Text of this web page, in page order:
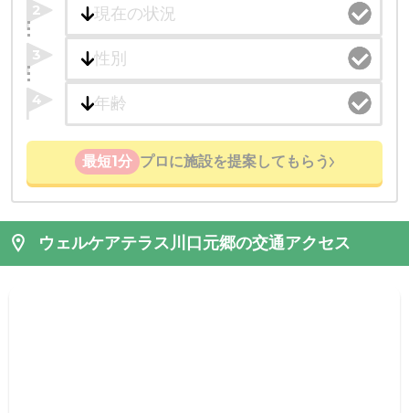
2
3
4
最短1分 プロに施設を提案してもらう
ウェルケアテラス川口元郷の交通アクセス